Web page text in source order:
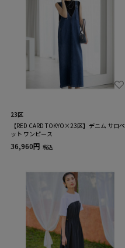
23区
【RED CARD TOKYO×23区】デニム サロペ
ット ワンピース
36,960円 税込